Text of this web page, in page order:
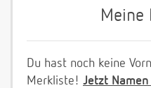
Meine
Du hast noch keine
Merkliste! Jetzt